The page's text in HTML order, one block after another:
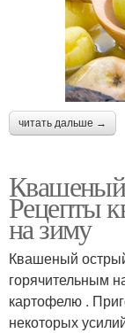
читать дальше →
Квашеный
Рецепты
на зиму
Квашеный
горячительным
картофелю .
некоторых